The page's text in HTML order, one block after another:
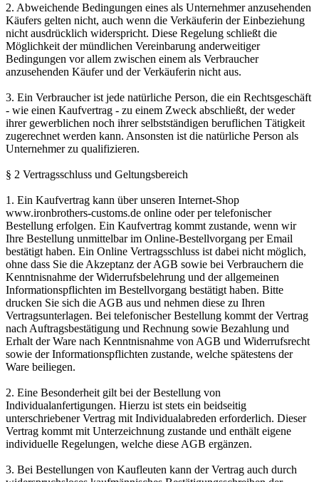
2. Abweichende Bedingungen eines als Unternehmer anzusehenden
Käufers gelten nicht, auch wenn die Verkäuferin der Einbeziehung
nicht ausdrücklich widerspricht. Diese Regelung schließt die
Möglichkeit der mündlichen Vereinbarung anderweitiger
Bedingungen vor allem zwischen einem als Verbraucher
anzusehenden Käufer und der Verkäuferin nicht aus.
3. Ein Verbraucher ist jede natürliche Person, die ein Rechtsgeschäft
- wie einen Kaufvertrag - zu einem Zweck abschließt, der weder
ihrer gewerblichen noch ihrer selbstständigen beruflichen Tätigkeit
zugerechnet werden kann. Ansonsten ist die natürliche Person als
Unternehmer zu qualifizieren.
§ 2 Vertragsschluss und Geltungsbereich
1. Ein Kaufvertrag kann über unseren Internet-Shop
www.ironbrothers-customs.de online oder per telefonischer
Bestellung erfolgen. Ein Kaufvertrag kommt zustande, wenn wir
Ihre Bestellung unmittelbar im Online-Bestellvorgang per Email
bestätigt haben. Ein Online Vertragsschluss ist dabei nicht möglich,
ohne dass Sie die Akzeptanz der AGB sowie bei Verbrauchern die
Kenntnisnahme der Widerrufsbelehrung und der allgemeinen
Informationspflichten im Bestellvorgang bestätigt haben. Bitte
drucken Sie sich die AGB aus und nehmen diese zu Ihren
Vertragsunterlagen. Bei telefonischer Bestellung kommt der Vertrag
nach Auftragsbestätigung und Rechnung sowie Bezahlung und
Erhalt der Ware nach Kenntnisnahme von AGB und Widerrufsrecht
sowie der Informationspflichten zustande, welche spätestens der
Ware beiliegen.
2. Eine Besonderheit gilt bei der Bestellung von
Individualanfertigungen. Hierzu ist stets ein beidseitig
unterschriebener Vertrag mit Individualabreden erforderlich. Dieser
Vertrag kommt mit Unterzeichnung zustande und enthält eigene
individuelle Regelungen, welche diese AGB ergänzen.
3. Bei Bestellungen von Kaufleuten kann der Vertrag auch durch